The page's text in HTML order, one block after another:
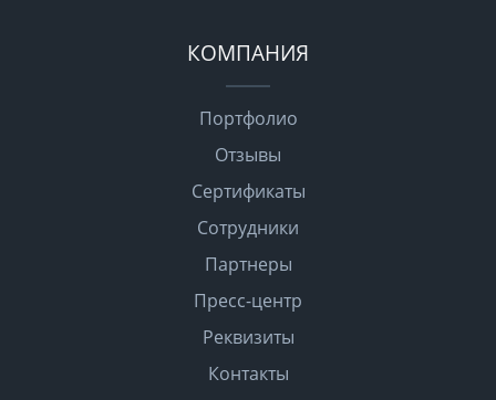
КОМПАНИЯ
Портфолио
Отзывы
Сертификаты
Сотрудники
Партнеры
Пресс-центр
Реквизиты
Контакты